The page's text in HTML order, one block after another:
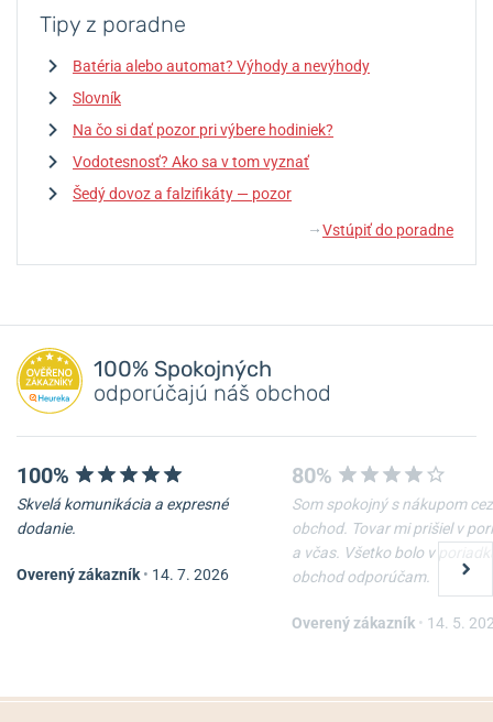
Tipy z poradne
Batéria alebo automat? Výhody a nevýhody
Slovník
Na čo si dať pozor pri výbere hodiniek?
Vodotesnosť? Ako sa v tom vyznať
Šedý dovoz a falzifikáty — pozor
↓ Vstúpiť do poradne
100% Spokojných
odporúčajú náš obchod
100%
Skvelá komunikácia a expresné
dodanie.
Overený zákazník • 14. 7. 2026
80%
Som spokojný s nákupom cez
obchod. Tovar mi prišiel v
a včas. Všetko bolo v
obchod odporúčam.
Overený zákazník • 14. 5.